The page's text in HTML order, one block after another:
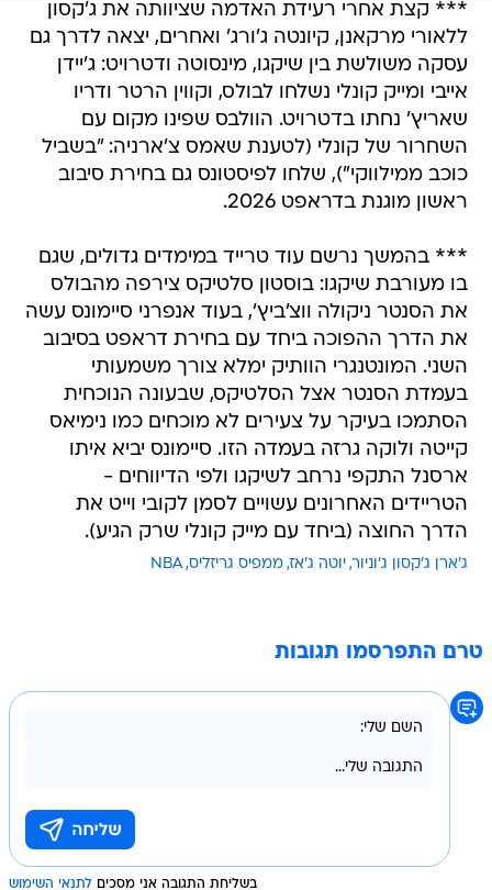
*** קצת אחרי רעידת האדמה שציוותה את ג'קסון
ללאורי מרקאנן, קיונטה ג'ורג' ואחרים, יצאה לדרך גם
עסקה משולשת בין שיקגו, מינסוטה ודטרויט: ג'יידן
אייבי ומייק קונלי נשלחו לבולס, וקווין הרטר ודריו
שאריץ' נחתו בדטרויט. הוולבס שפינו מקום עם
השחרור של קונלי (לטענת שאמס צ'ארניה: "בשביל
כוכב ממילווקי"), שלחו לפיסטונס גם בחירת סיבוב
ראשון מוגנת בדראפט 2026.
*** בהמשך נרשם עוד טרייד במימדים גדולים, שגם
בו מעורבת שיקגו: בוסטון סלטיקס צירפה מהבולס
את הסנטר ניקולה ווצ'ביץ', בעוד אנפרני סיימונס עשה
את הדרך ההפוכה ביחד עם בחירת דראפט בסיבוב
השני. המונטנגרי הוותיק ימלא צורך משמעותי
בעמדת הסנטר אצל הסלטיקס, שבעונה הנוכחית
הסתמכו בעיקר על צעירים לא מוכחים כמו נימיאס
קייטה ולוקה גרזה בעמדה הזו. סיימונס יביא איתו
ארסנל התקפי נרחב לשיקגו ולפי הדיווחים -
הטריידים האחרונים עשויים לסמן לקובי וייט את
הדרך החוצה (ביחד עם מייק קונלי שרק הגיע).
ג'ארן ג'קסון ג'וניור יוטה ג'אז ממפיס גריזליס NBA
טרם התפרסמו תגובות
בשליחת התגובה אני מסכים לתנאי השימוש